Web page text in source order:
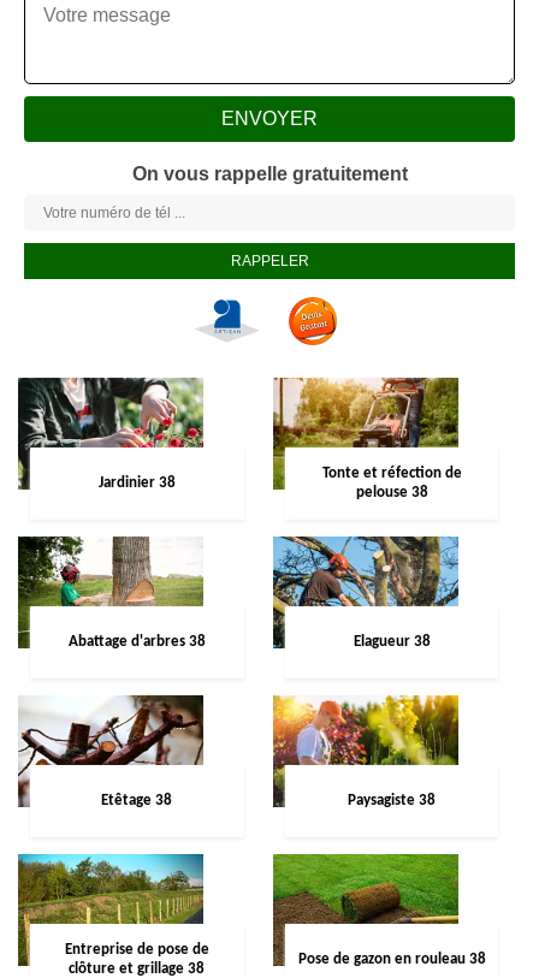
On vous rappelle gratuitement
Jardinier 38
Tonte et réfection de
pelouse 38
Abattage d'arbres 38 Elagueur 38
Etêtage 38 Paysagiste 38
Entreprise de pose de
clôture et grillage 38
Pose de gazon en rouleau 38